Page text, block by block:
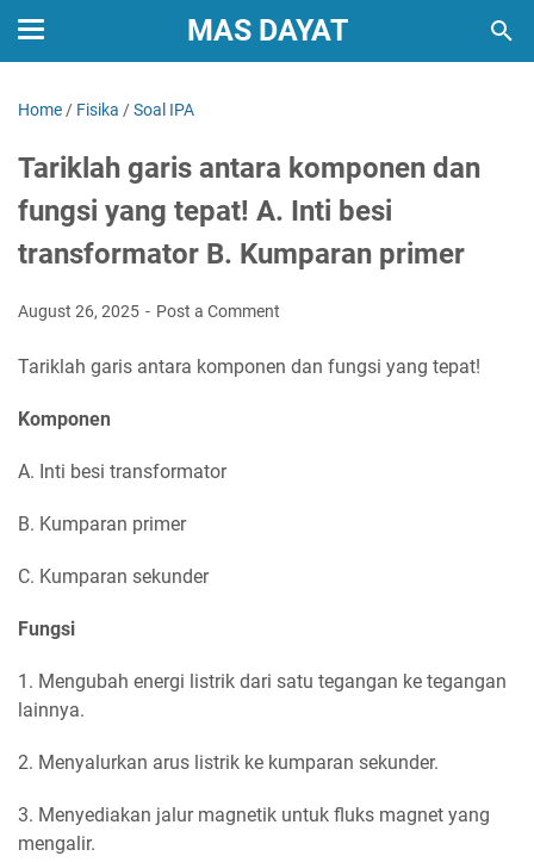
MAS DAYAT
Home / Fisika /Soal IPA
Tariklah garis antara komponen dan
fungsi yang tepat! A. Inti besi
transformator B. Kumparan primer
August 26, 2025 Post a Comment
Tariklah garis antara komponen dan fungsi yang tepat!
Komponen
A. Inti besi transformator
B. Kumparan primer
C. Kumparan sekunder
Fungsi
1. Mengubah energi listrik dari satu tegangan ke tegangan
lainnya.
2. Menyalurkan arus listrik ke kumparan sekunder.
3. Menyediakan jalur magnetik untuk fluks magnet yang
mengalir.